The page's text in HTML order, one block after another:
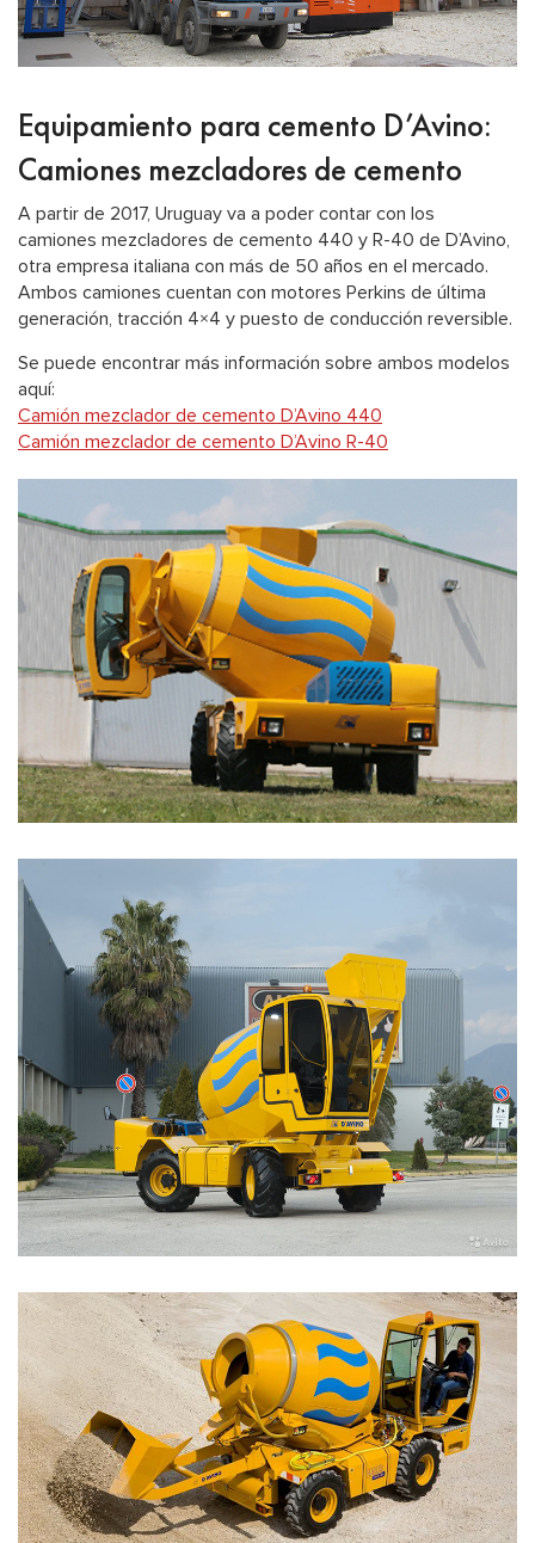
Equipamiento para cemento D’Avino:
Camiones mezcladores de cemento
A partir de 2017, Uruguay va a poder contar con los
camiones mezcladores de cemento 440 y R-40 de D’Avino,
otra empresa italiana con más de 50 años en el mercado.
Ambos camiones cuentan con motores Perkins de última
generación, tracción 4×4 y puesto de conducción reversible.
Se puede encontrar más información sobre ambos modelos
aquí:
Camión mezclador de cemento D’Avino 440
Camión mezclador de cemento D’Avino R-40